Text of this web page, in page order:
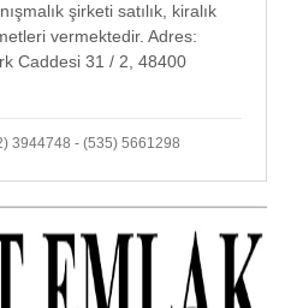
şirketi satılık, kiralık
vermektedir. Adres:
Caddesi 31 / 2, 48400
3944748 - (535) 5661298